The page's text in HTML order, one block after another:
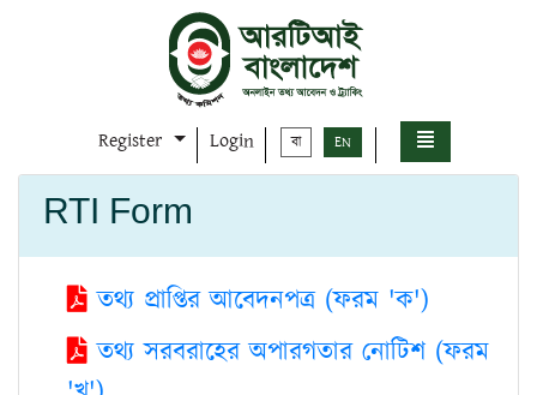
Register Login বা EN
RTI Form
তথ্য প্রাপ্তির আবেদনপত্র (ফরম 'ক')
তথ্য সরবরাহের অপারগতার নোটিশ (ফরম